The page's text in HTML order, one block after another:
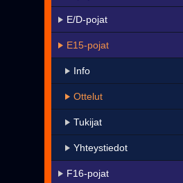
Yhteystiedot
Harrastetoiminta
Uutiset
Pelissä mukana
Jäseneksi - Hanki oma
E/D-pojat
E15-pojat
Info
Ottelut
Tukijat
Yhteystiedot
F16-pojat